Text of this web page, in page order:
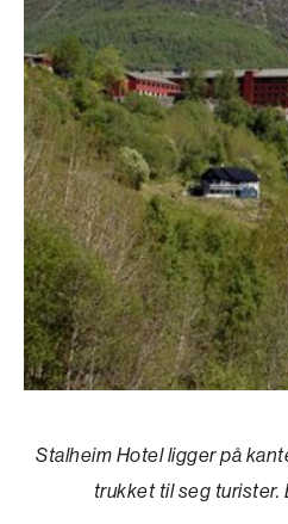
Stalheim Hotel ligger på
trukket til seg turister.